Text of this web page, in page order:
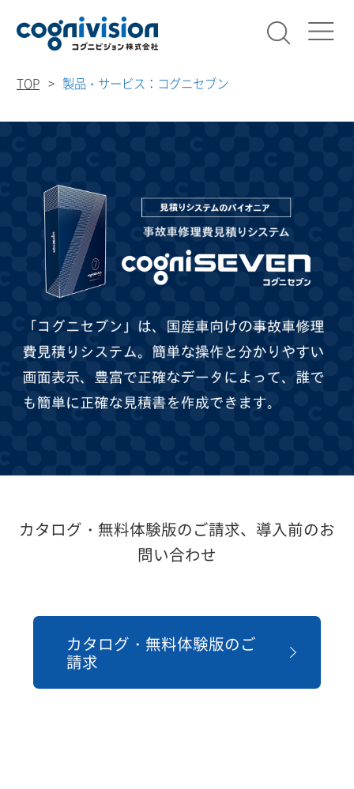
TOP 製品・サービス：コグニセブン
カタログ・無料体験版のご請求、導入前のお
問い合わせ
カタログ・無料体験版のご
請求